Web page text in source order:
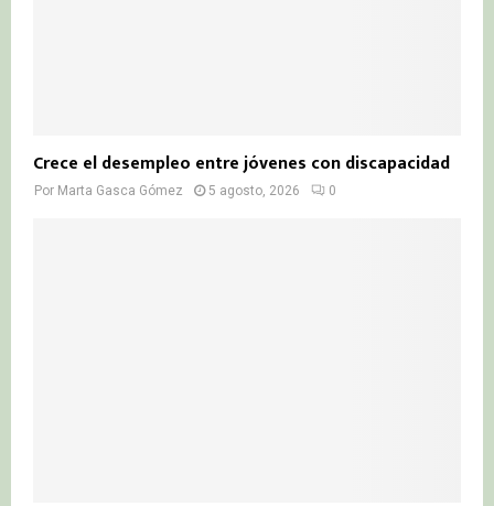
Crece el desempleo entre jóvenes con discapacidad
Por Marta Gasca Gómez 5 agosto, 2026 0